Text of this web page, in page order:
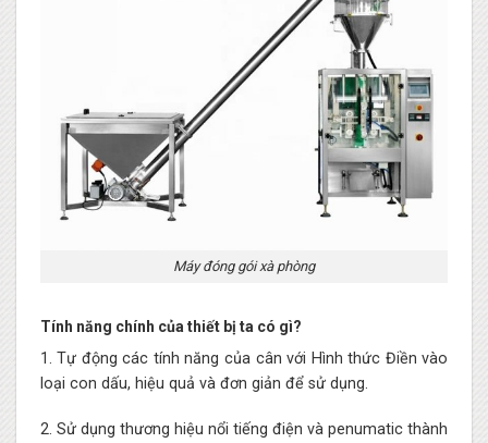
Máy đóng gói xà phòng
Tính năng chính của thiết bị ta có gì?
1. Tự động các tính năng của cân với Hình thức Điền vào
loại con dấu, hiệu quả và đơn giản để sử dụng.
2. Sử dụng thương hiệu nổi tiếng điện và penumatic thành